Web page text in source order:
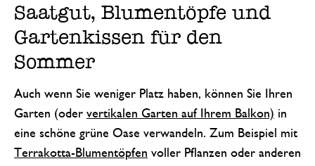
Saatgut, Blumentöpfe und
Gartenkissen für den
Sommer
Auch wenn Sie weniger Platz haben, können Sie Ihren
Garten (oder vertikalen Garten auf Ihrem Balkon) in
eine schöne grüne Oase verwandeln. Zum Beispiel mit
Terrakotta-Blumentöpfen voller Pflanzen oder anderen